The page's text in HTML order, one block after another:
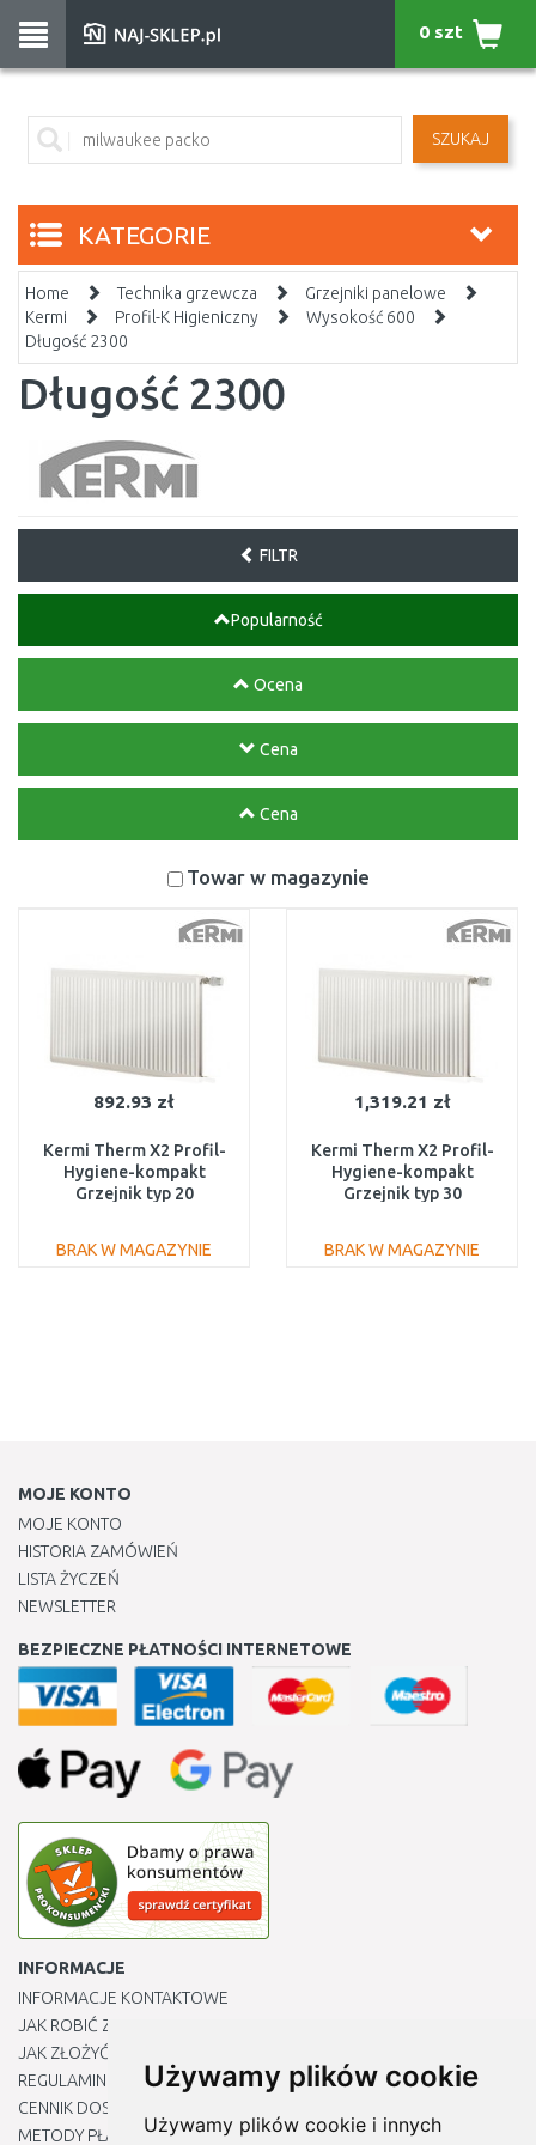
Używamy plików cookie
Używamy plików cookie i innych
SZUKAJ
0 szt
KATEGORIE
Home Technika grzewcza
Grzejniki panelowe
Kermi
Profil-K Higieniczny
Wysokość 600
Długość 2300
Długość 2300
FILTR
Popularność
Ocena
Cena
Cena
Towar w magazynie
892.93 zł
Kermi Therm X2 Profil-
Hygiene-kompakt
Grzejnik typ 20
BRAK W MAGAZYNIE
1,319.21 zł
Kermi Therm X2 Profil-
Hygiene-kompakt
Grzejnik typ 30
BRAK W MAGAZYNIE
MOJE KONTO
MOJE KONTO
HISTORIA ZAMÓWIEŃ
LISTA ŻYCZEŃ
NEWSLETTER
BEZPIECZNE PŁATNOŚCI INTERNETOWE
INFORMACJE
INFORMACJE KONTAKTOWE
JAK ROBIĆ ZAKUPY ?
JAK ZŁOŻYĆ REKLAMACJĘ
REGULAMIN
CENNIK DOSTAWY
METODY PŁATNOŚCI